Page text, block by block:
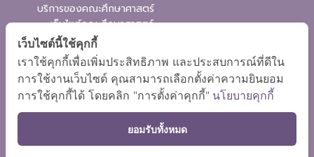
บริการของคณะศึกษาศาสตร์
→ เว็บไซต์คณะศึกษาศาสตร์
→ ระบบจัดการเว็บไซต์
→ ระบบ Admission
→ EDU MIS
→ EDU SIS
เว็บไซต์นี้ใช้คุกกี้
เราใช้คุกกี้เพื่อเพิ่มประสิทธิภาพ และประสบการณ์ที่ดีใน
การใช้งานเว็บไซต์ คุณสามารถเลือกตั้งค่าความยินยอม
การใช้คุกกี้ได้ โดยคลิก "การตั้งค่าคุกกี้" นโยบายคุกกี้
ยอมรับทั้งหมด